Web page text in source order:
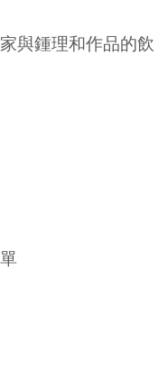
與鍾理和作品的飲